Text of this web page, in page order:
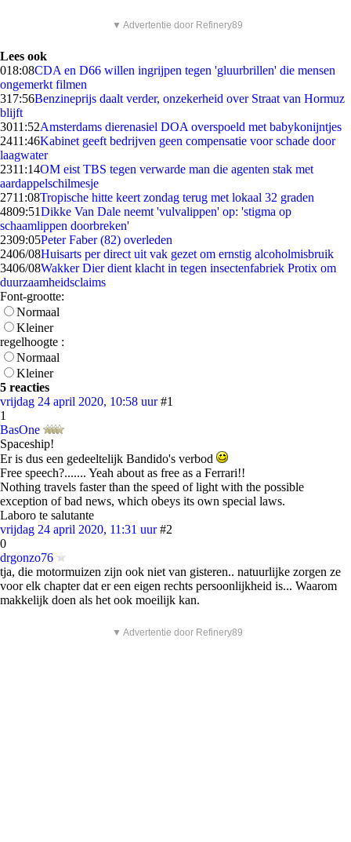
▼ Advertentie door Refinery89
Lees ook
018:08CDA en D66 willen ingrijpen tegen 'gluurbrillen' die mensen
ongemerkt filmen
317:56Benzineprijs daalt verder, onzekerheid over Straat van Hormuz
blijft
3011:52Amsterdams dierenasiel DOA overspoeld met babykonijntjes
2411:46Kabinet geeft bedrijven geen compensatie voor schade door
laagwater
2311:14OM eist TBS tegen verwarde man die agenten stak met
aardappelschilmesje
2711:08Tropische hitte keert zondag terug met lokaal 32 graden
4809:51Dikke Van Dale neemt 'vulvalippen' op: 'stigma op
schaamlippen doorbreken'
2309:05Peter Faber (82) overleden
2406/08Huisarts per direct uit vak gezet om ernstig alcoholmisbruik
3406/08Wakker Dier dient klacht in tegen insectenfabriek Protix om
duurzaamheidsclaims
Font-grootte:
Normaal
Kleiner
regelhoogte :
Normaal
Kleiner
5 reacties
vrijdag 24 april 2020, 10:58 uur #1
1
BasOne
Spaceship!
Er is dus een gedeeltelijk Bandido's verbod
Free speech?....... Yeah about as free as a Ferrari!!
Nothing travels faster than the speed of light with the possible
exception of bad news, which obeys its own special laws.
Laboro te salutante
vrijdag 24 april 2020, 11:31 uur #2
0
drgonzo76
tja, die motormuizen zijn ook niet van gisteren.. natuurlijke zorgen ze
voor elk chapter dat er een eigen rechts persoonlijkheid is... Waarom
makkelijk doen als het ook moeilijk kan.
▼ Advertentie door Refinery89